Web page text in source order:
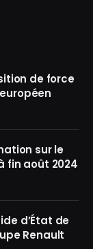
de force
sur le
fin août 2024
d’État de
Renault